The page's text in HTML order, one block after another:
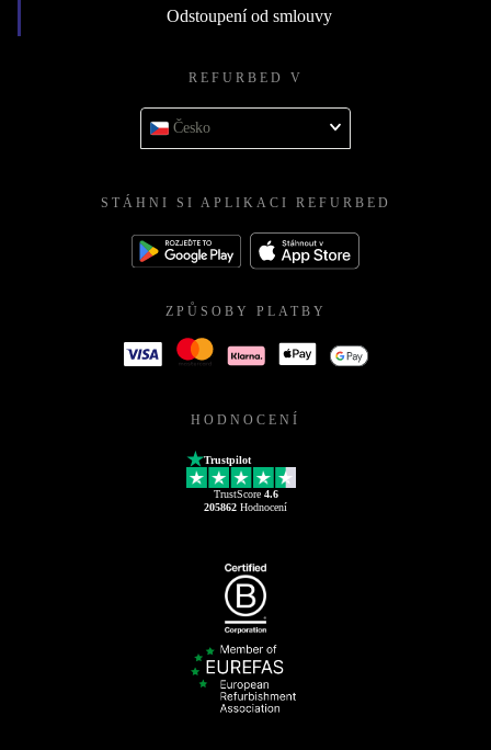
Odstoupení od smlouvy
REFURBED V
Česko
STÁHNI SI APLIKACI REFURBED
ZPŮSOBY PLATBY
HODNOCENÍ
Trustpilot
TrustScore 4.6
205862 Hodnocení